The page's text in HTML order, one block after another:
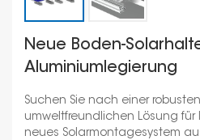
Neue Boden-
Aluminiumlegierung
Suchen Sie nach einer
umweltfreundlichen Lösung für
neues Solarmontagesystem